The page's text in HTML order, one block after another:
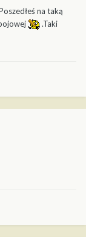
na taką
.Taki